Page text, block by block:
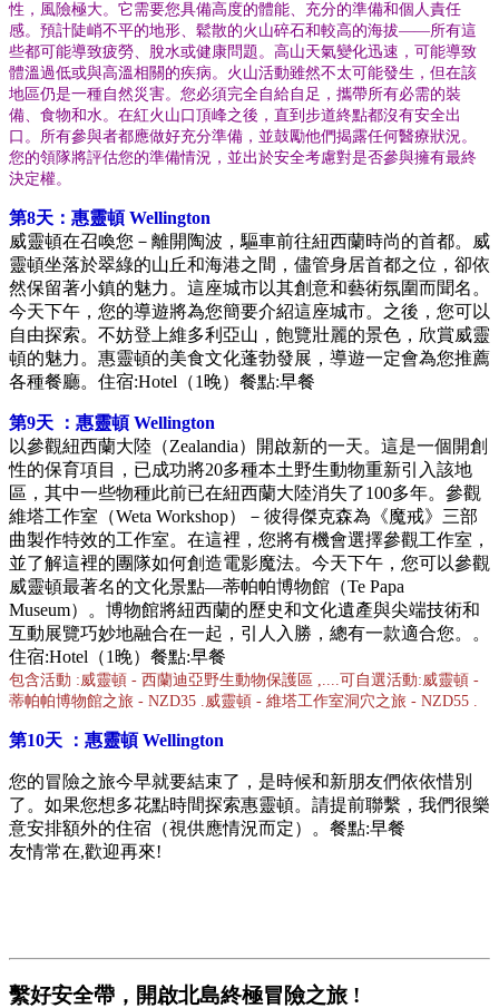
性，風險極大。它需要您具備高度的體能、充分的準備和個人責任
感。預計陡峭不平的地形、鬆散的火山碎石和較高的海拔——所有這
些都可能導致疲勞、脫水或健康問題。高山天氣變化迅速，可能導致
體溫過低或與高溫相關的疾病。火山活動雖然不太可能發生，但在該
地區仍是一種自然災害。您必須完全自給自足，攜帶所有必需的裝
備、食物和水。在紅火山口頂峰之後，直到步道終點都沒有安全出
口。所有參與者都應做好充分準備，並鼓勵他們揭露任何醫療狀況。
您的領隊將評估您的準備情況，並出於安全考慮對是否參與擁有最終
決定權。
第8天： 惠靈頓 Wellington
威靈頓在召喚您－離開陶波，驅車前往紐西蘭時尚的首都。威
靈頓坐落於翠綠的山丘和海港之間，儘管身居首都之位，卻依
然保留著小鎮的魅力。這座城市以其創意和藝術氛圍而聞名。
今天下午，您的導遊將為您簡要介紹這座城市。之後，您可以
自由探索。不妨登上維多利亞山，飽覽壯麗的景色，欣賞威靈
頓的魅力。惠靈頓的美食文化蓬勃發展，導遊一定會為您推薦
各種餐廳。 住宿:Hotel（1晚）餐點:早餐
第9天 ：惠靈頓 Wellington
以參觀紐西蘭大陸（Zealandia）開啟新的一天。這是一個開創
性的保育項目，已成功將20多種本土野生動物重新引入該地
區，其中一些物種此前已在紐西蘭大陸消失了100多年。參觀
維塔工作室（Weta Workshop）－彼得傑克森為《魔戒》三部
曲製作特效的工作室。在這裡，您將有機會選擇參觀工作室，
並了解這裡的團隊如何創造電影魔法。今天下午，您可以參觀
威靈頓最著名的文化景點—蒂帕帕博物館（Te Papa
Museum）。博物館將紐西蘭的歷史和文化遺產與尖端技術和
互動展覽巧妙地融合在一起，引人入勝，總有一款適合您。
。
住宿:Hotel （1晚）餐點:早餐
包含活動 :威靈頓 - 西蘭迪亞野生動物保護區 ,....可自選活動:威靈頓 -
蒂帕帕博物館之旅 - NZD35 .威靈頓 - 維塔工作室洞穴之旅 - NZD55 .
第10天 ：惠靈頓 Wellington
您的冒險之旅今早就要結束了，是時候和新朋友們依依惜別
了。如果您想多花點時間探索惠靈頓。 請提前聯繫，我們很樂
意安排額外的住宿（視供應情況而定）。 餐點:早餐
友情常在,歡迎再來!
繫好安全帶，開啟北島終極冒險之旅 !